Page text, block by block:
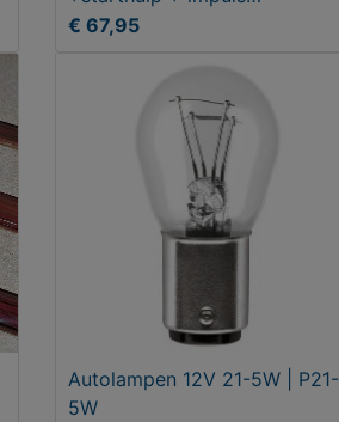
druppellading 6A 12A
€ 67,95
Autolampen 12V 21-5W | P21-
5W